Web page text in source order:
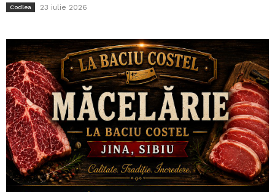
Codlea 23 iulie 2026